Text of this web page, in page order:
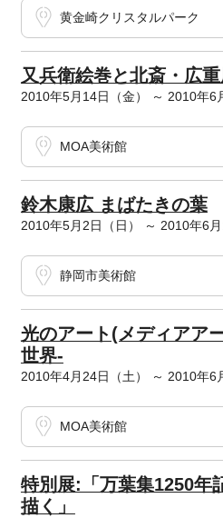
黄金崎クリスタルパーク
又兵衛絵巻と北斎・広
2010年5月14日（金） ～ 2010年6
MOA美術館
鈴木康広 まばたきの葉
2010年5月2日（日） ～ 2010年6月
静岡市美術館
光のアート(メディアア
世界-
2010年4月24日（土） ～ 2010年6
MOA美術館
特別展:「万葉集1250年
描く」